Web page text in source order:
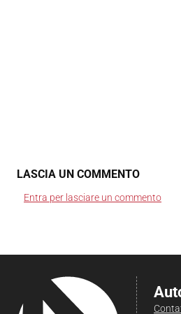
LASCIA UN COMMENTO
Entra per lasciare un commento